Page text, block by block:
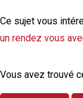
Ce sujet vous
un rendez vous
Vous avez trouvé